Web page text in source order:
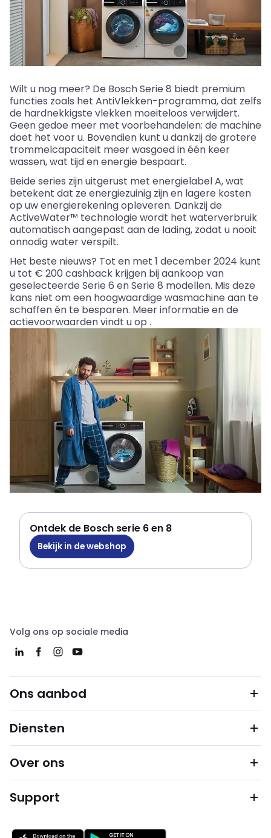
Wilt u nog meer? De Bosch Serie 8 biedt premium
functies zoals het AntiVlekken-programma, dat zelfs
de hardnekkigste vlekken moeiteloos verwijdert.
Geen gedoe meer met voorbehandelen: de machine
doet het voor u. Bovendien kunt u dankzij de grotere
trommelcapaciteit meer wasgoed in één keer
wassen, wat tijd en energie bespaart.
Beide series zijn uitgerust met energielabel A, wat
betekent dat ze energiezuinig zijn en lagere kosten
op uw energierekening opleveren. Dankzij de
ActiveWater™ technologie wordt het waterverbruik
automatisch aangepast aan de lading, zodat u nooit
onnodig water verspilt.
Het beste nieuws? Tot en met 1 december 2024 kunt
u tot € 200 cashback krijgen bij aankoop van
geselecteerde Serie 6 en Serie 8 modellen. Mis deze
kans niet om een hoogwaardige wasmachine aan te
schaffen én te besparen. Meer informatie en de
actievoorwaarden vindt u op .
Ontdek de Bosch serie 6 en 8
Bekijk in de webshop
Volg ons op sociale media
Ons aanbod
Diensten
Over ons
Support